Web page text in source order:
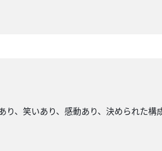
、笑いあり、感動あり、決められた構